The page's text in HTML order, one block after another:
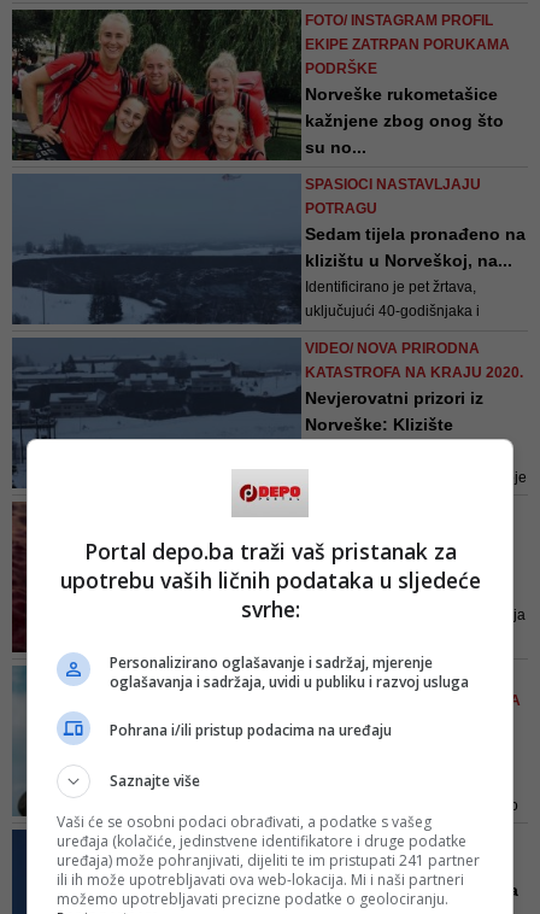
FOTO/ INSTAGRAM PROFIL
EKIPE ZATRPAN PORUKAMA
PODRŠKE
Norveške rukometašice
kažnjene zbog onog što
su no...
skladu s jedinstvenim propisima
definiranim u IHF pravilima
rukometa na pijesku
SPASIOCI NASTAVLJAJU
POTRAGU
Sedam tijela pronađeno na
klizištu u Norveškoj, na...
Identificirano je pet žrtava,
uključujući 40-godišnjaka i
VIDEO/ NOVA PRIRODNA
KATASTROFA NA KRAJU 2020.
Nevjerovatni prizori iz
Norveške: Klizište
Evakuiramo ljude iz područja koje
Ostensen
Virus je mutirao
Norveški tabloid Verdens Gang
prenio je juče da je nova mutacija
Norveškoj identifikovana u
Trondhajmu na sjeveru zemlje
NE POPUŠTAJU, MJERE
PRODUŽENE DO 20. AUGUSTA
Trenutno najzatvorenija
Skandinavska država tvrdoglavo
se opire pozivima da ukine ili
barem ublaži restrikcije za
putovanja
OPREZNI POVRATAK U
NORMALU
Norveška ponovo otvorila
Portal depo.ba traži vaš pristanak za
upotrebu vaših ličnih podataka u sljedeće
svrhe:
Personalizirano oglašavanje i sadržaj, mjerenje
oglašavanja i sadržaja, uvidi u publiku i razvoj usluga
Pohrana i/ili pristup podacima na uređaju
Saznajte više
Vaši će se osobni podaci obrađivati, a podatke s vašeg
uređaja (kolačiće, jedinstvene identifikatore i druge podatke
uređaja) može pohranjivati, dijeliti te im pristupati 241 partner
ili ih može upotrebljavati ova web-lokacija. Mi i naši partneri
možemo upotrebljavati precizne podatke o geolociranju.